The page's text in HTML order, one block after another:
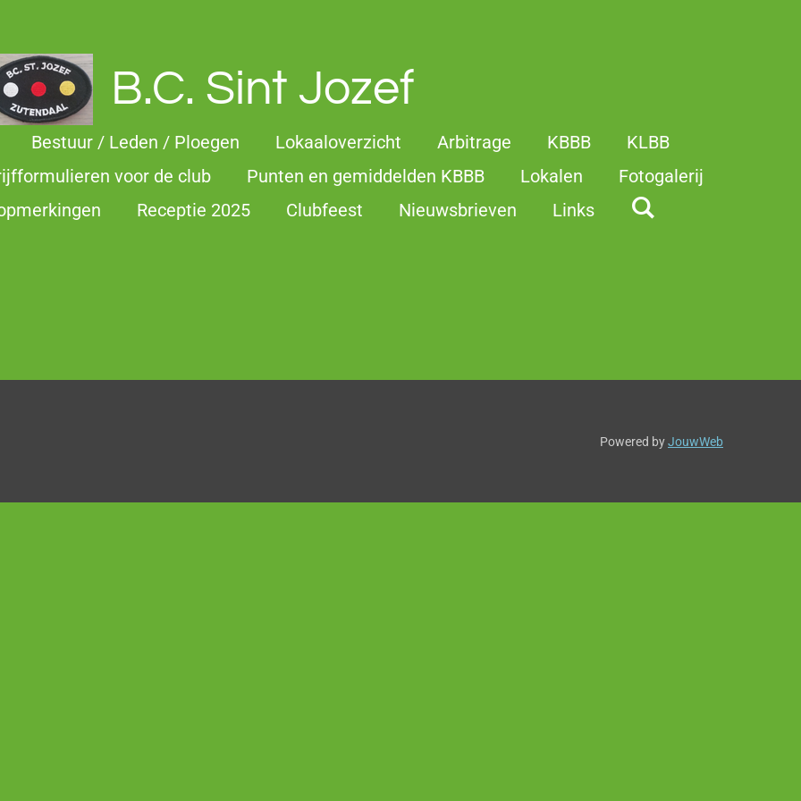
B.C. Sint Jozef
Bestuur / Leden / Ploegen Lokaaloverzicht Arbitrage KBBB
KLBB
voor de club Punten en gemiddelden KBBB Lokalen
Fotogalerij
Receptie 2025 Clubfeest Nieuwsbrieven Links
Powered byJouwWeb